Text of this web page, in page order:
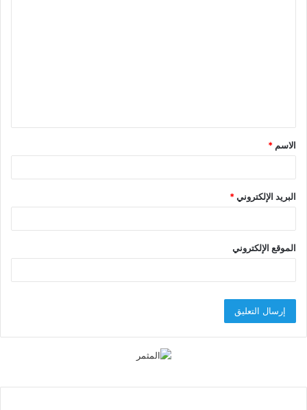
ق
*
الاسم *
البريد الإلكتروني*
الموقع الإلكتروني